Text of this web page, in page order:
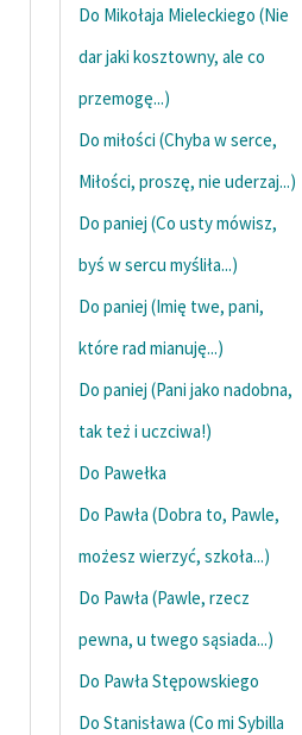
Zasady wykorzystania
Wolnych Lektur
Logotypy
Materiały promocyjne
Regulamin biblioteki
Dane fundacji i
Informacja o treściach
Do Mikołaja Mieleckiego (Nie
dar jaki kosztowny, ale co
przemogę...)
Do miłości (Chyba w serce,
Miłości, proszę, nie uderzaj...)
Do paniej (Co usty mówisz,
byś w sercu myśliła...)
Do paniej (Imię twe, pani,
które rad mianuję...)
Do paniej (Pani jako nadobna,
tak też i uczciwa!)
Do Pawełka
Do Pawła (Dobra to, Pawle,
możesz wierzyć, szkoła...)
Do Pawła (Pawle, rzecz
pewna, u twego sąsiada...)
Do Pawła Stępowskiego
Do Stanisława (Co mi Sybilla